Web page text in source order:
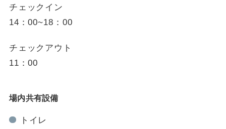
チェックイン
14：00~18：00
チェックアウト
11：00
場内共有設備
トイレ